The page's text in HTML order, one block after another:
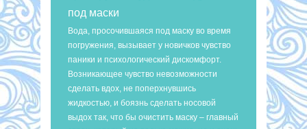
под маски
Вода, просочившаяся под маску во время
погружения, вызывает у новичков чувство
паники и психологический дискомфорт.
Возникающее чувство невозможности
сделать вдох, не поперхнувшись
жидкостью, и боязнь сделать носовой
выдох так, что бы очистить маску – главный